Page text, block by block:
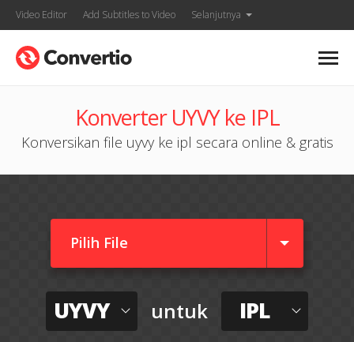
Video Editor Add Subtitles to Video Selanjutnya
Konverter UYVY ke IPL
Konversikan file uyvy ke ipl secara online & gratis
Pilih File
UYVY untuk IPL